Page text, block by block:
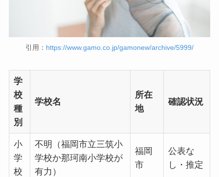
引用： https://www.gamo.co.jp/gamonew/archive/5999/
学
校
種
別
学校名
所在
地
確認状況
小
学
校
不明（福岡市立三筑小
学校か那珂南小学校が
有力）
福岡
市
公表な
し・推定